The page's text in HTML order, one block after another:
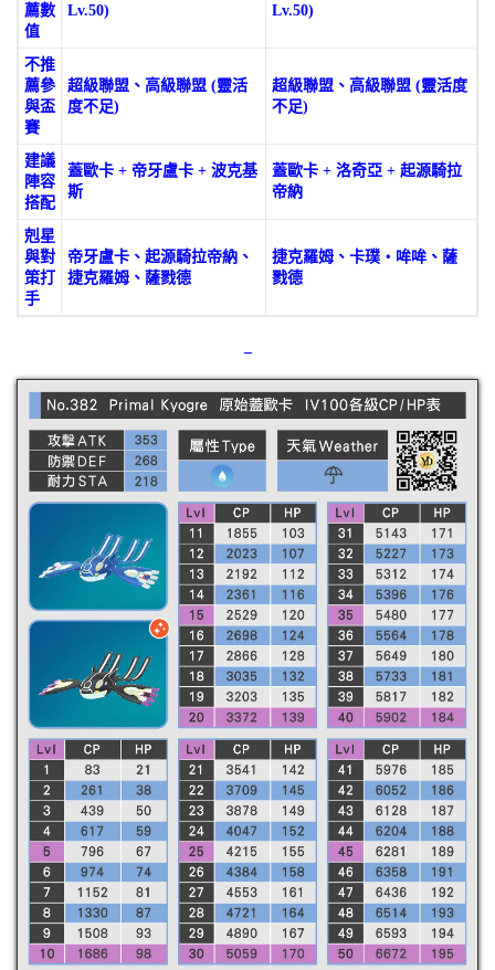
薦數
值
Lv.50)
Lv.50)
不推
薦參
與盃
賽
超級聯盟、高級聯盟 (靈活
度不足)
超級聯盟、高級聯盟 (靈活度
不足)
建議
陣容
搭配
蓋歐卡 + 帝牙盧卡 + 波克基
斯
蓋歐卡 + 洛奇亞 + 起源騎拉
帝納
剋星
與對
策打
手
帝牙盧卡、起源騎拉帝納、
捷克羅姆、薩戮德
捷克羅姆、卡璞・哞哞、薩
戮德
–